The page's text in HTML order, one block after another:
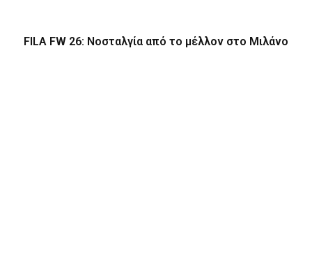
FILA FW 26: Νοσταλγία από το μέλλον στο Μιλάνο